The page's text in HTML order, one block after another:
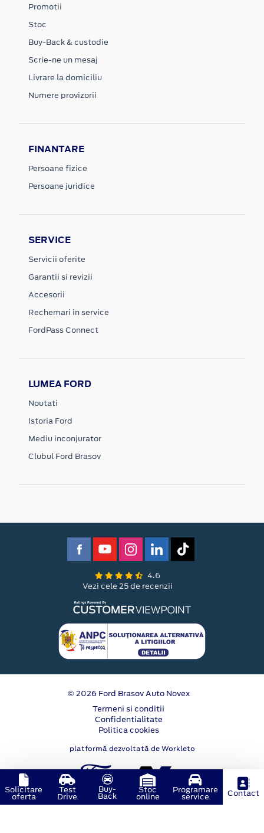
Promotii
Stoc
Buy-Back & custodie
Scrie-ne un mesaj
Livrare la domiciliu
Numere provizorii
FINANTARE
Persoane fizice
Persoane juridice
SERVICE
Servicii oferite
Garantii si revizii
Accesorii
Rechemari in service
FordPass Connect
LUMEA FORD
Noutati
Istoria Ford
Mediu inconjurator
Clubul Ford Brasov
4.6
Vezi cele 25 de recenzii
© 2026 Ford Brasov Auto Novex
Termeni si conditii
Confidentialitate
Politica cookies
platformă dezvoltată de Workleto
Solicitare
oferta
Test
Drive
Buy-
Back
Stoc
online
Programare
service Contact